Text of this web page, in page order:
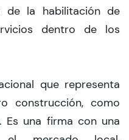
de la habilitación de
dentro de los
que representa
construcción, como
Es una firma con una